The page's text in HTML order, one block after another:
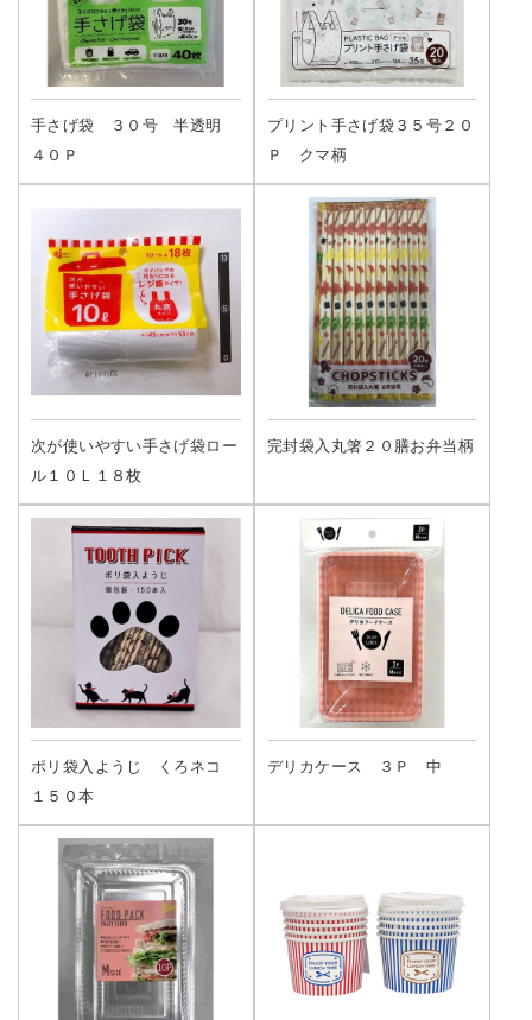
手さげ袋 ３０号 半透明
４０Ｐ
プリント手さげ袋３５号２０
Ｐ クマ柄
次が使いやすい手さげ袋ロー
ル１０Ｌ１８枚
完封袋入丸箸２０膳お弁当柄
ポリ袋入ようじ くろネコ
１５０本
デリカケース ３Ｐ 中